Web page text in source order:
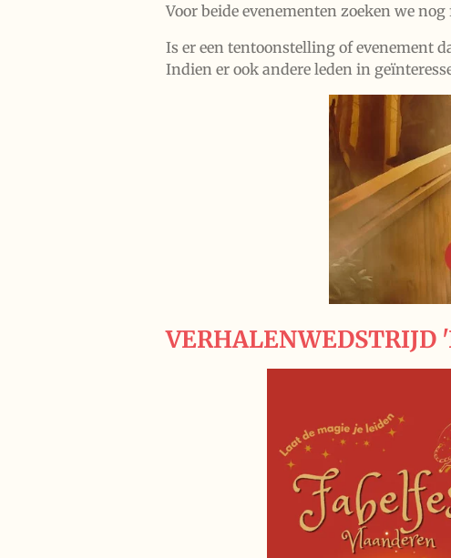
Voor beide evenementen zoeken we
Is er een tentoonstelling of evenement
Indien er ook andere leden in
VERHALENWEDSTRIJD